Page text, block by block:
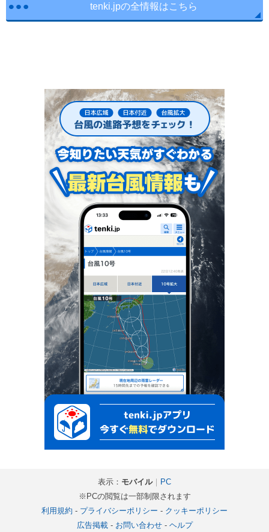
tenki.jpの全情報はこちら
表示： モバイル｜ PC
※PCの閲覧は一部制限されます
利用規約 - プライバシーポリシー - クッキーポリシー
広告掲載- お問い合わせ- ヘルプ